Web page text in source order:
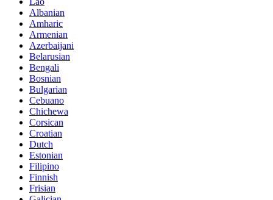
Albanian
Amharic
Armenian
Azerbaijani
Belarusian
Bengali
Bosnian
Bulgarian
Cebuano
Chichewa
Corsican
Croatian
Dutch
Estonian
Filipino
Finnish
Frisian